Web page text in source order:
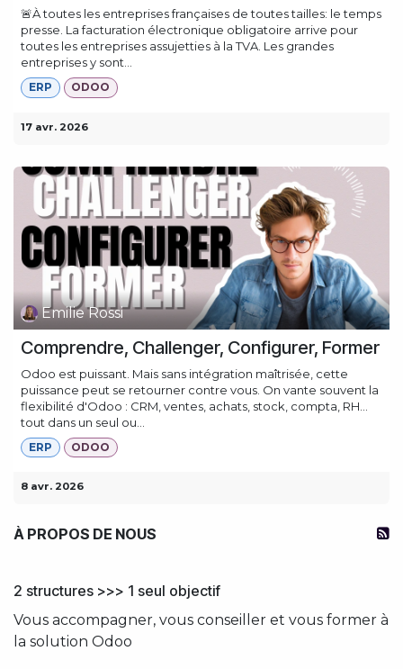
🚨À toutes les entreprises françaises de toutes tailles: le temps
presse. La facturation électronique obligatoire arrive pour
toutes les entreprises assujetties à la TVA. Les grandes
entreprises y sont...
ERP ODOO
17 avr. 2026
Emilie Rossi
Comprendre, Challenger, Configurer, Former
Odoo est puissant. Mais sans intégration maîtrisée, cette
puissance peut se retourner contre vous. On vante souvent la
flexibilité d'Odoo : CRM, ventes, achats, stock, compta, RH…
tout dans un seul ou...
ERP ODOO
8 avr. 2026
À PROPOS DE NOUS
2 structures >>> 1 seul objectif
Vous accompagner, vous conseiller et vous former à
la solution Odoo